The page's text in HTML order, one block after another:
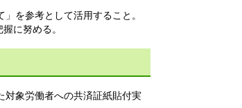
を参考として活用すること。
に努める。
対象労働者への共済証紙貼付実